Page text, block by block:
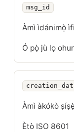
PÁPÁ
msg_id
Àmì ìdánimọ̀
Ó pọ̀ jù lọ
Àmì àkókò
Ètò ISO 8601